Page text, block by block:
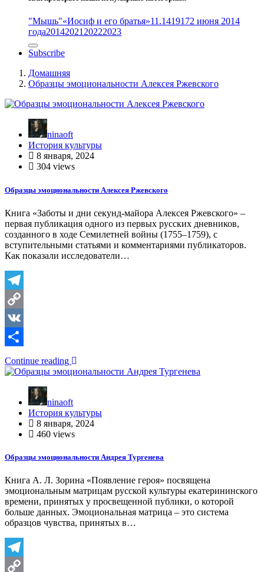
"Мышь"«Иосиф и его братья»11.1419172 июня 2014
года2014202120222023
Subscribe
Домашняя
Образцы эмоциональности Алексея Ржевского
ninaoft
История культуры
8 января, 2024
304 views
Образцы эмоциональности Алексея Ржевского
Книга «Заботы и дни секунд-майора Алексея Ржевского» –
первая публикация одного из первых русских дневников,
созданного в ходе Семилетней войны (1755–1759), с
вступительными статьями и комментариями публикаторов.
Как показали исследователи…
Telegram
Copy
Link
VK
Отправить
Continue reading
ninaoft
История культуры
8 января, 2024
460 views
Образцы эмоциональности Андрея Тургенева
Книга А. Л. Зорина «Появление героя» посвящена
эмоциональным матрицам русской культуры екатерининского
времени, принятых у просвещенной публики, о которой
больше данных. Эмоциональная матрица – это система
образцов чувства, принятых в…
Telegram